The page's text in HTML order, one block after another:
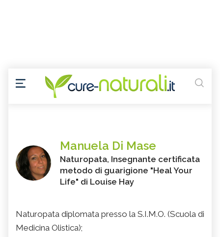
Manuela Di Mase
Naturopata, Insegnante certificata
metodo di guarigione "Heal Your
Life" di Louise Hay
Naturopata diplomata presso la S.I.M.O. (Scuola di
Medicina Olistica);